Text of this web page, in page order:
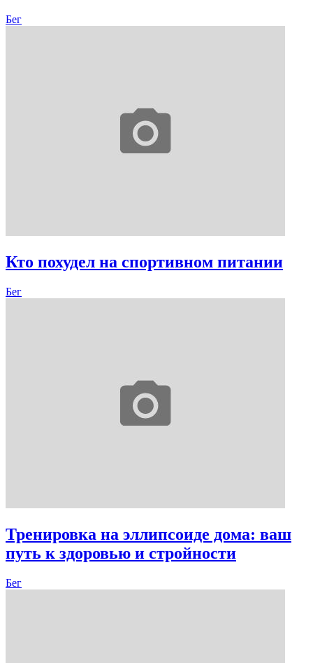
Бег
Кто похудел на спортивном питании
Бег
Тренировка на эллипсоиде дома: ваш
путь к здоровью и стройности
Бег